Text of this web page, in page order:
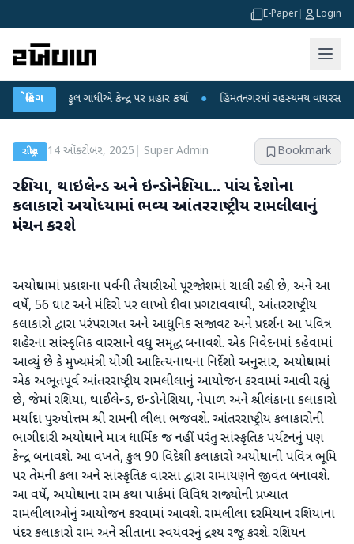
E-Paper Login
બ્રેકિંગ
રાહુલ ગાંધીએ કેન્દ્ર પર પ્રહાર કર્યા ● હિંમતનગરમાં રહસ્યમય વાયરસ કે ચાંદીપુરા?
રાષ્ટ્રીય 14 ઑક્ટોબર, 2025 Super Admin Bookmark
રશિયા, થાઇલેન્ડ અને ઇન્ડોનેશિયા... પાંચ દેશોના
કલાકારો અયોધ્યામાં ભવ્ય આંતરરાષ્ટ્રીય રામલીલાનું
મંચન કરશે
અયોધ્યામાં પ્રકાશના પર્વની તૈયારીઓ પૂરજોશમાં ચાલી રહી છે, અને આ
વર્ષે, 56 ઘાટ અને મંદિરો પર લાખો દીવા પ્રગટાવવાથી, આંતરરાષ્ટ્રીય
કલાકારો દ્વારા પરંપરાગત અને આધુનિક સજાવટ અને પ્રદર્શન આ પવિત્ર
શહેરના સાંસ્કૃતિક વારસાને વધુ સમૃદ્ધ બનાવશે. એક નિવેદનમાં કહેવામાં
આવ્યું છે કે મુખ્યમંત્રી યોગી આદિત્યનાથના નિર્દેશો અનુસાર, અયોધ્યામાં
એક અભૂતપૂર્વ આંતરરાષ્ટ્રીય રામલીલાનું આયોજન કરવામાં આવી રહ્યું
છે, જેમાં રશિયા, થાઈલેન્ડ, ઇન્ડોનેશિયા, નેપાળ અને શ્રીલંકાના કલાકારો
મર્યાદા પુરુષોત્તમ શ્રી રામની લીલા ભજવશે. આંતરરાષ્ટ્રીય કલાકારોની
ભાગીદારી અયોધ્યાને માત્ર ધાર્મિક જ નહીં પરંતુ સાંસ્કૃતિક પર્યટનનું પણ
કેન્દ્ર બનાવશે. આ વખતે, કુલ 90 વિદેશી કલાકારો અયોધ્યાની પવિત્ર ભૂમિ
પર તેમની કલા અને સાંસ્કૃતિક વારસા દ્વારા રામાયણને જીવંત બનાવશે.
આ વર્ષે, અયોધ્યાના રામ કથા પાર્કમાં વિવિધ રાજ્યોની પ્રખ્યાત
રામલીલાઓનું આયોજન કરવામાં આવશે. રામલીલા દરમિયાન રશિયાના
પંદર કલાકારો રામ અને સીતાના સ્વયંવરનું દ્રશ્ય રજૂ કરશે. રશિયન